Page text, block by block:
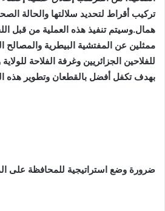
تركيب أقراط لتحديد سلالتها والحالة
همال.وسيتم تنفيذ هذه العملية من قبل
ممثلين عن المفتشية البيطرية والمصالح
للفلاحين الجزائريين وغرفة الفلاحة
بهدف تكفل أفضل بالقطعان وتطوير هذه
ضرورة وضع استراتيجية للمحافظة على